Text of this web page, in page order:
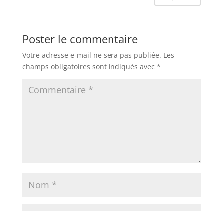
Poster le commentaire
Votre adresse e-mail ne sera pas publiée. Les
champs obligatoires sont indiqués avec *